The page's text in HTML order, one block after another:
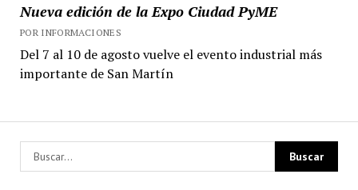
Nueva edición de la Expo Ciudad PyME
POR INFORMACIONES
Del 7 al 10 de agosto vuelve el evento industrial más
importante de San Martín